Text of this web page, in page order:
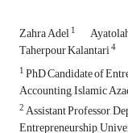
Zahra Adel1
Taherpour Kalantari4
1PhD Candidate of
Accounting, Islamic
2Assistant Professor,
Entrepreneurship,